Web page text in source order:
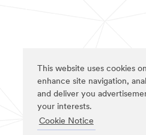
This website uses cookies
enhance site navigation,
and deliver you
your interests.
Cookie Notice